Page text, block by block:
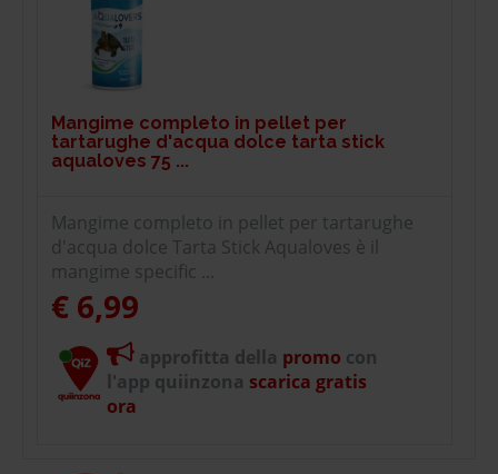
Mangime completo in pellet per
tartarughe d'acqua dolce tarta stick
aqualoves 75 ...
Mangime completo in pellet per tartarughe
d'acqua dolce Tarta Stick Aqualoves è il
mangime specific ...
€ 6,99
approfitta della promo con
l'app quiinzona scarica gratis
ora